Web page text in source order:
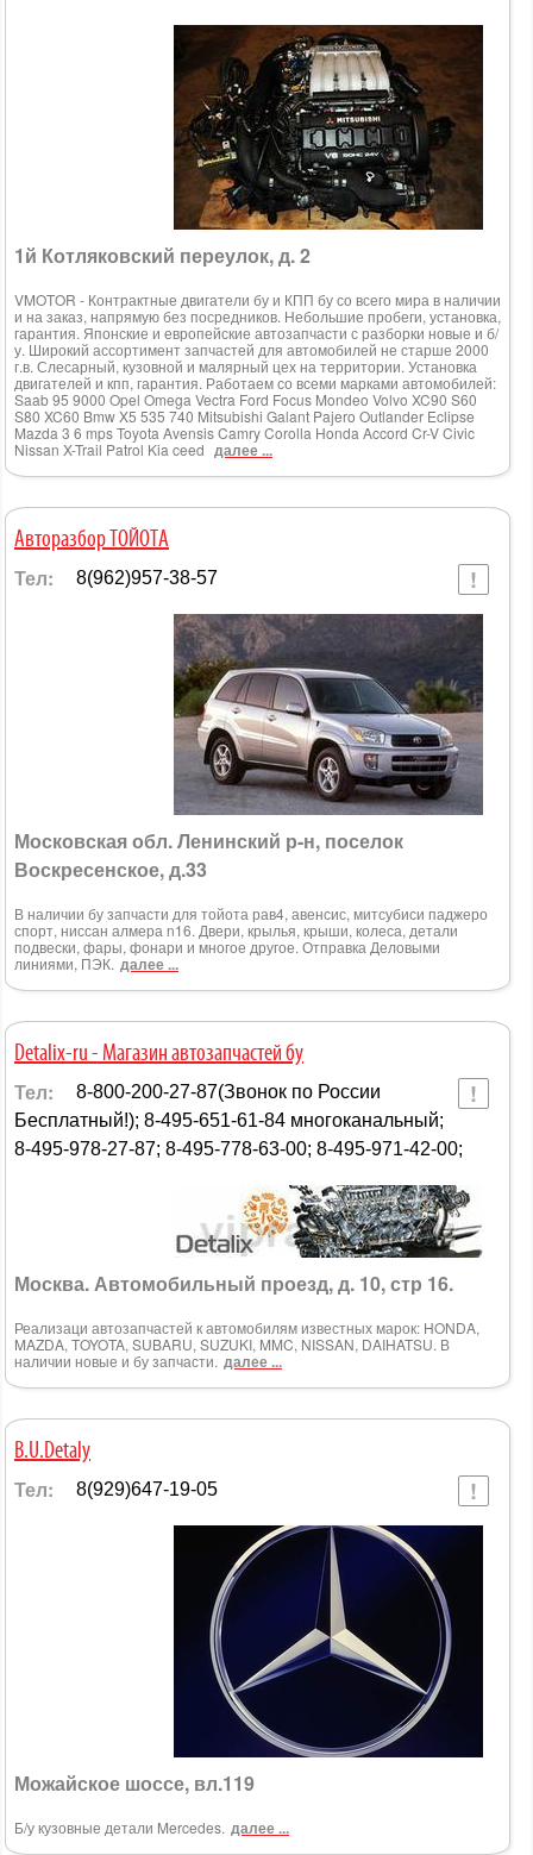
1й Котляковский переулок, д. 2
VMOTOR - Контрактные двигатели бу и КПП бу со всего мира в наличии
и на заказ, напрямую без посредников. Небольшие пробеги, установка,
гарантия. Японские и европейские автозапчасти с разборки новые и б/
у. Широкий ассортимент запчастей для автомобилей не старше 2000
г.в. Слесарный, кузовной и малярный цех на территории. Установка
двигателей и кпп, гарантия. Работаем со всеми марками автомобилей:
Saab 95 9000 Opel Omega Vectra Ford Focus Mondeo Volvo XC90 S60
S80 XC60 Bmw X5 535 740 Mitsubishi Galant Pajero Outlander Eclipse
Mazda 3 6 mps Toyota Avensis Camry Corolla Honda Accord Cr-V Civic
Nissan X-Trail Patrol Kia ceed далее ...
Авторазбор ТОЙОТА
Тел: 8(962)957-38-57
Московская обл. Ленинский р-н, поселок
Воскресенское, д.33
В наличии бу запчасти для тойота рав4, авенсис, митсубиси паджеро
спорт, ниссан алмера n16. Двери, крылья, крыши, колеса, детали
подвески, фары, фонари и многое другое. Отправка Деловыми
линиями, ПЭК. далее ...
Detalix-ru - Магазин автозапчастей бу
Тел:
8-800-200-27-87(Звонок по России
Бесплатный!); 8-495-651-61-84 многоканальный;
8-495-978-27-87; 8-495-778-63-00; 8-495-971-42-00;
Москва. Автомобильный проезд, д. 10, стр 16.
Реализаци автозапчастей к автомобилям известных марок: HONDA,
MAZDA, TOYOTA, SUBARU, SUZUKI, MMC, NISSAN, DAIHATSU. В
наличии новые и бу запчасти. далее ...
B.U.Detaly
Тел: 8(929)647-19-05
Можайское шоссе, вл.119
Б/у кузовные детали Mercedes. далее ...